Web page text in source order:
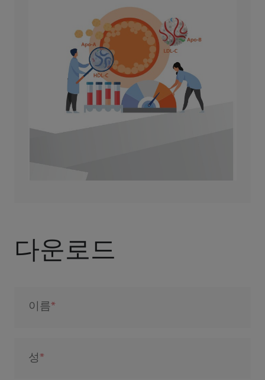
다운로드
이름
성